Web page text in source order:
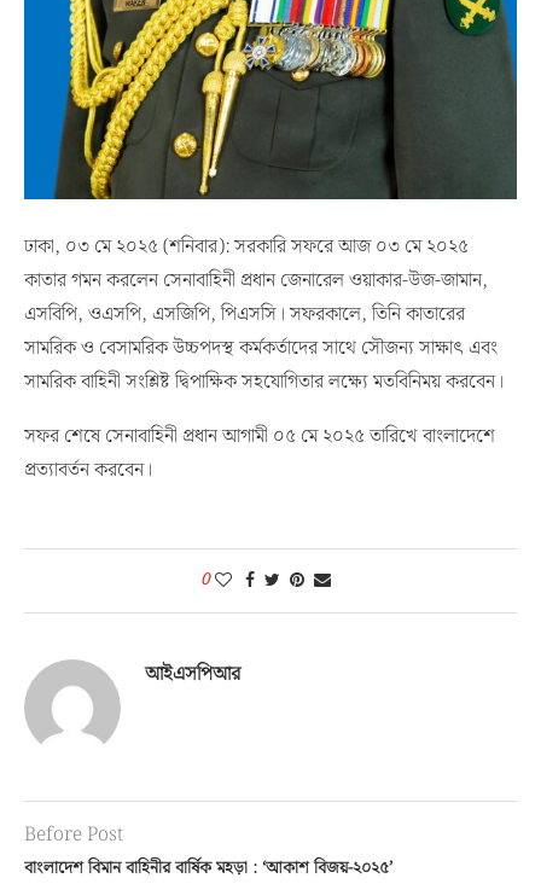
ঢাকা, ০৩ মে ২০২৫ (শনিবার): সরকারি সফরে আজ ০৩ মে ২০২৫
কাতার গমন করলেন সেনাবাহিনী প্রধান জেনারেল ওয়াকার-উজ-জামান,
এসবিপি, ওএসপি, এসজিপি, পিএসসি। সফরকালে, তিনি কাতারের
সামরিক ও বেসামরিক উচ্চপদস্থ কর্মকর্তাদের সাথে সৌজন্য সাক্ষাৎ এবং
সামরিক বাহিনী সংশ্লিষ্ট দ্বিপাক্ষিক সহযোগিতার লক্ষ্যে মতবিনিময় করবেন।
সফর শেষে সেনাবাহিনী প্রধান আগামী ০৫ মে ২০২৫ তারিখে বাংলাদেশে
প্রত্যাবর্তন করবেন।
0
আইএসপিআর
Before Post
বাংলাদেশ বিমান বাহিনীর বার্ষিক মহড়া : ‘আকাশ বিজয়-২০২৫’